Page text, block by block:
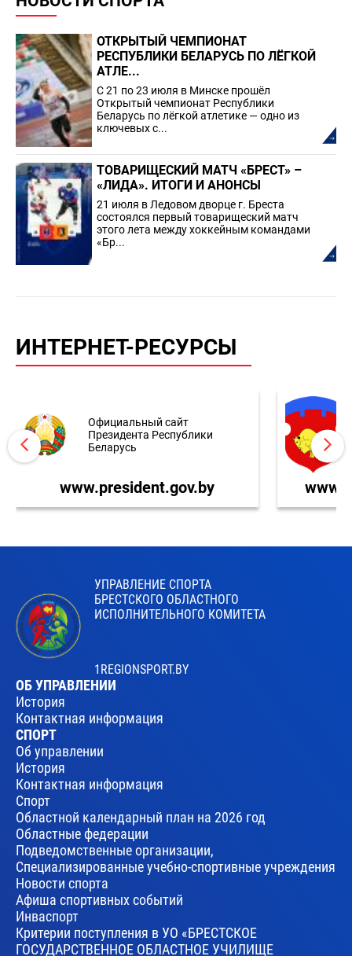
ОТКРЫТЫЙ ЧЕМПИОНАТ
РЕСПУБЛИКИ БЕЛАРУСЬ ПО ЛЁГКОЙ
АТЛЕ...
С 21 по 23 июля в Минске прошёл
Открытый чемпионат Республики
Беларусь по лёгкой атлетике — одно из
ключевых с...
ТОВАРИЩЕСКИЙ МАТЧ «БРЕСТ» –
«ЛИДА». ИТОГИ И АНОНСЫ
21 июля в Ледовом дворце г. Бреста
состоялся первый товарищеский матч
этого лета между хоккейным командами
«Бр...
ИНТЕРНЕТ-РЕСУРСЫ
Официальный сайт
Президента Республики
Беларусь
www.president.gov.by
УПРАВЛЕНИЕ СПОРТА
БРЕСТСКОГО ОБЛАСТНОГО
ИСПОЛНИТЕЛЬНОГО КОМИТЕТА
1REGIONSPORT.BY
ОБ УПРАВЛЕНИИ
История
Контактная информация
СПОРТ
Об управлении
История
Контактная информация
Спорт
Областной календарный план на 2026 год
Областные федерации
Подведомственные организации,
Специализированные учебно-спортивные учреждения
Новости спорта
Афиша спортивных событий
Инваспорт
Критерии поступления в УО «БРЕСТСКОЕ
ГОСУДАРСТВЕННОЕ ОБЛАСТНОЕ УЧИЛИЩЕ